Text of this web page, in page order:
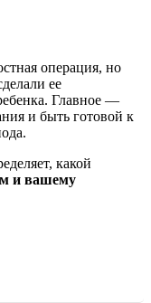
операция, но
ее
Главное —
и быть готовой к
какой
и вашему